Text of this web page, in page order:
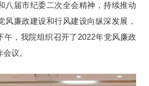
八届市纪委二次全会精神，持续推动
风廉政建设和行风建设向纵深发展，
午，我院组织召开了2022年党风廉政
议。